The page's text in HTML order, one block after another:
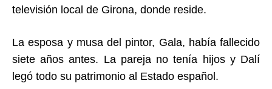
televisión local de Girona, donde reside.
La esposa y musa del pintor, Gala, había fallecido
siete años antes. La pareja no tenía hijos y Dalí
legó todo su patrimonio al Estado español.